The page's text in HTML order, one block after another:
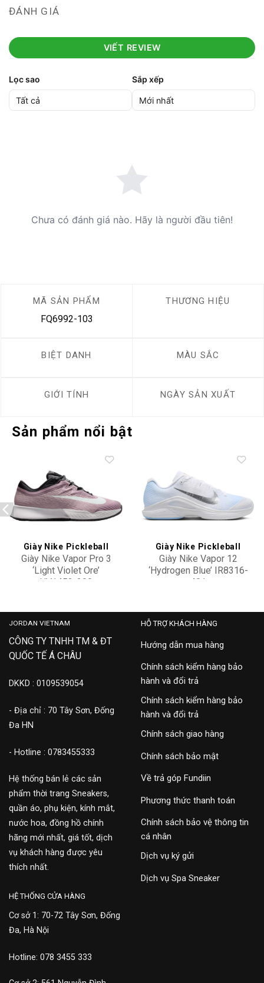
ĐÁNH GIÁ
VIẾT REVIEW
Lọc sao Sắp xếp
Chưa có đánh giá nào. Hãy là người đầu tiên!
MÃ SẢN PHẨM
FQ6992-103
THƯƠNG HIỆU
BIỆT DANH MÀU SẮC
GIỚI TÍNH NGÀY SẢN XUẤT
Sản phẩm nổi bật
Add to
wishlist
Giày Nike Pickleball
Giày Nike Vapor Pro 3
‘Light Violet Ore’
HV1453-200
Add to
wishlist
Giày Nike Pickleball
Giày Nike Vapor 12
‘Hydrogen Blue’ IR8316-
401
JORDAN VIETNAM
CÔNG TY TNHH TM & ĐT
QUỐC TẾ Á CHÂU
DKKD : 0109539054
- Địa chỉ : 70 Tây Sơn, Đống
Đa HN
- Hotline : 0783455333
Hệ thống bán lẻ các sản
phẩm thời trang Sneakers,
quần áo, phụ kiện, kính mắt,
nước hoa, đồng hồ chính
hãng mới nhất, giá tốt, dịch
vụ khách hàng được yêu
thích nhất.
HỖ TRỢ KHÁCH HÀNG
Hướng dẫn mua hàng
Chính sách kiểm hàng bảo
hành và đổi trả
Chính sách kiểm hàng bảo
hành và đổi trả
Chính sách giao hàng
Chính sách bảo mật
Về trả góp Fundiin
Phương thức thanh toán
Chính sách bảo vệ thông tin
cá nhân
Dịch vụ ký gửi
Dịch vụ Spa Sneaker
HỆ THỐNG CỬA HÀNG
Cơ sở 1: 70-72 Tây Sơn, Đống
Đa, Hà Nội
Hotline: 078 3455 333